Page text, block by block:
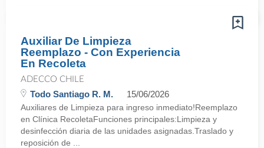
Auxiliar De Limpieza
Reemplazo - Con Experiencia
En Recoleta
ADECCO CHILE
Todo Santiago R. M. 15/06/2026
Auxiliares de Limpieza para ingreso inmediato!Reemplazo
en Clínica RecoletaFunciones principales:Limpieza y
desinfección diaria de las unidades asignadas.Traslado y
reposición de ...